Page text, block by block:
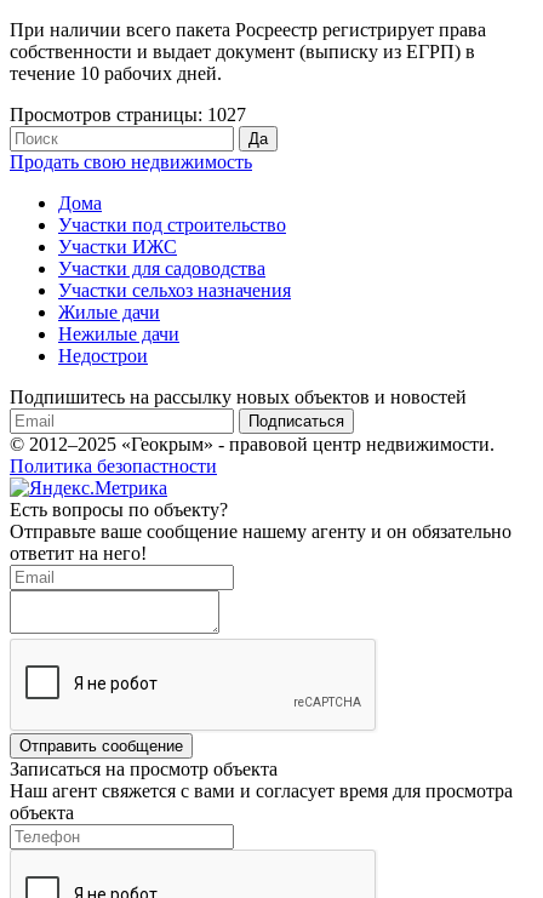
При наличии всего пакета Росреестр регистрирует права
собственности и выдает документ (выписку из ЕГРП) в
течение 10 рабочих дней.
Просмотров страницы: 1027
Продать свою недвижимость
Дома
Участки под строительство
Участки ИЖС
Участки для садоводства
Участки сельхоз назначения
Жилые дачи
Нежилые дачи
Недострои
Подпишитесь на рассылку новых объектов и новостей
Подписаться
© 2012–2025 «Геокрым» - правовой центр недвижимости.
Политика безопастности
Есть вопросы по объекту?
Отправьте ваше сообщение нашему агенту и он обязательно
ответит на него!
Отправить сообщение
Записаться на просмотр объекта
Наш агент свяжется с вами и согласует время для просмотра
объекта